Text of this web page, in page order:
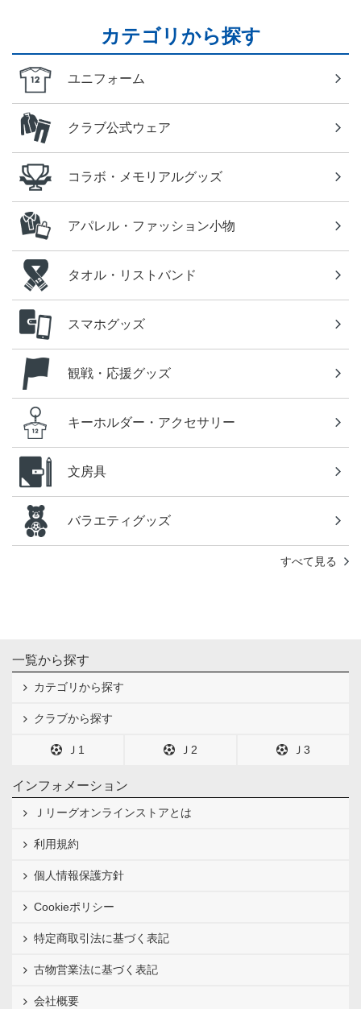
カテゴリから探す
ユニフォーム
クラブ公式ウェア
コラボ・メモリアルグッズ
アパレル・ファッション小物
タオル・リストバンド
スマホグッズ
観戦・応援グッズ
キーホルダー・アクセサリー
文房具
バラエティグッズ
すべて見る
一覧から探す
カテゴリから探す
クラブから探す
Ｊ1 Ｊ2 Ｊ3
インフォメーション
Ｊリーグオンラインストアとは
利用規約
個人情報保護方針
Cookieポリシー
特定商取引法に基づく表記
古物営業法に基づく表記
会社概要